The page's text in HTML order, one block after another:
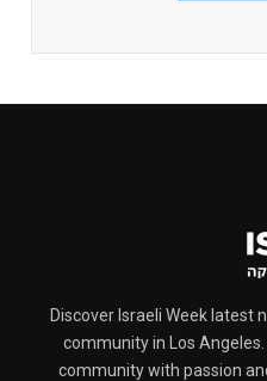
Discover Israeli Week latest
community in Los
community with passion